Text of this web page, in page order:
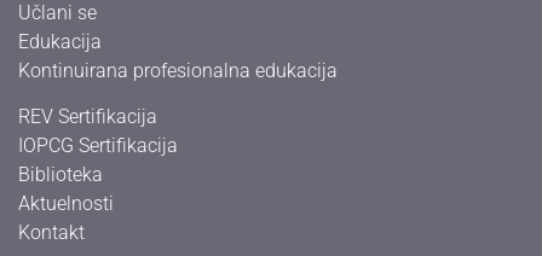
Učlani se
Edukacija
Kontinuirana profesionalna edukacija
REV Sertifikacija
IOPCG Sertifikacija
Biblioteka
Aktuelnosti
Kontakt